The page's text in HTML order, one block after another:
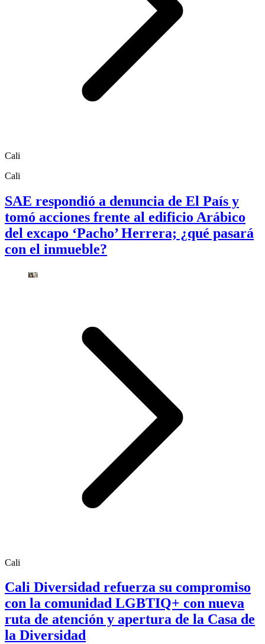
Cali
Cali
SAE respondió a denuncia de El País y
tomó acciones frente al edificio Arábico
del excapo ‘Pacho’ Herrera; ¿qué pasará
con el inmueble?
Cali
Cali Diversidad refuerza su compromiso
con la comunidad LGBTIQ+ con nueva
ruta de atención y apertura de la Casa de
la Diversidad